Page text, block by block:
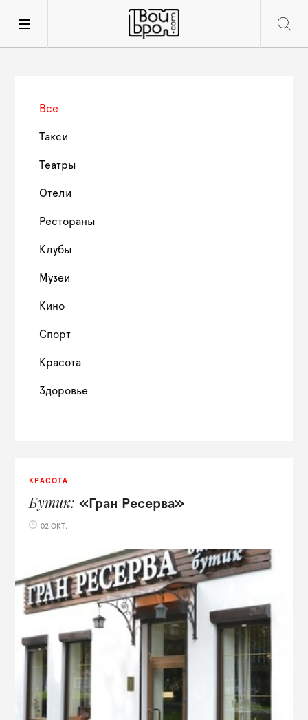
Все
Такси
Театры
Отели
Рестораны
Клубы
Музеи
Кино
Спорт
Красота
Здоровье
КРАСОТА
Бутик «Гран Ресерва»
02 ОКТ.